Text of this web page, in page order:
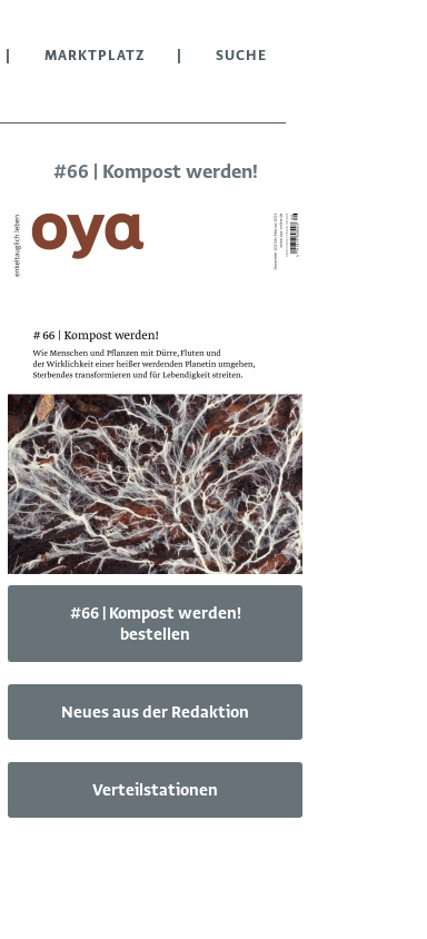
MARKTPLATZ SUCHE
#66 | Kompost werden!
#66 | Kompost werden!
bestellen
Neues aus der Redaktion
Verteilstationen